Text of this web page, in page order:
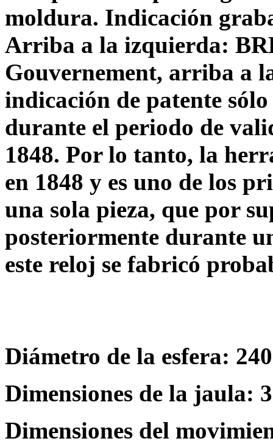
moldura. Indicación
Arriba a la izquierda:
Gouvernement, arriba a
indicación de patente
durante el periodo de
1848. Por lo tanto, la
en 1848 y es uno de los
una sola pieza, que por
posteriormente durante
este reloj se fabricó
Diámetro de la esfera: 240
Dimensiones de la jaula:
Dimensiones del